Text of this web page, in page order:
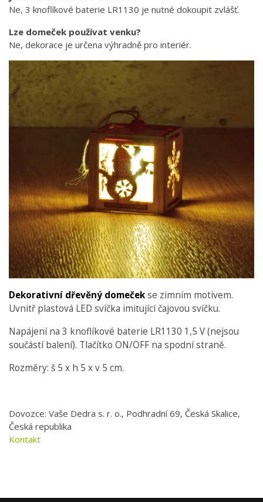
Ne, 3 knoflíkové baterie LR1130 je nutné dokoupit zvlášť.
Lze domeček používat venku?
Ne, dekorace je určena výhradně pro interiér.
Dekorativní dřevěný domečekse zimním motivem.
Uvnitř plastová LED svíčka imitující čajovou svíčku.
Napájení na 3 knoflíkové baterie LR1130 1,5 V (nejsou
součástí balení). Tlačítko ON/OFF na spodní straně.
Rozměry: š 5 x h 5 x v 5 cm.
Dovozce: Vaše Dedra s. r. o., Podhradní 69, Česká Skalice,
Česká republika
Kontakt